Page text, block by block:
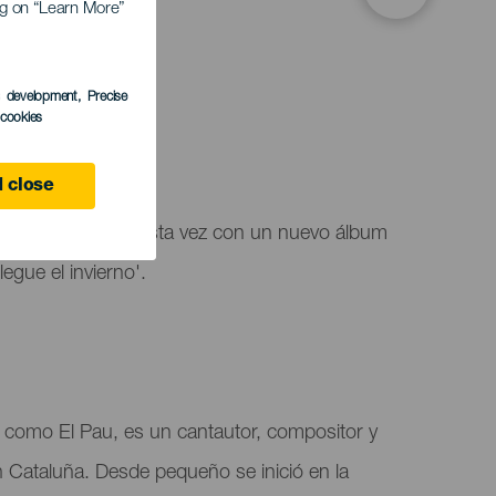
on “Learn More”
development, Precise
close
de nuevo y esta vez con un nuevo álbum
el invierno'.
El Pau, es un cantautor, compositor y
Desde pequeño se inició en la